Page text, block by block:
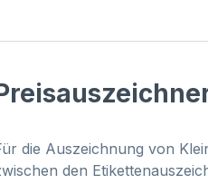
die Auszeichnung von
den